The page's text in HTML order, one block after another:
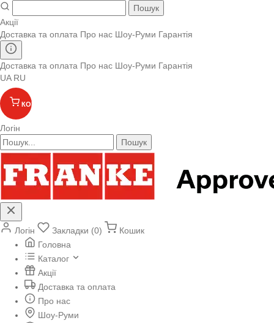
Пошук
Акції
Доставка та оплата Про нас Шоу-Руми Гарантія
Доставка та оплата Про нас Шоу-Руми Гарантія
UA RU
КОШИК
Логін
Пошук
Логін Закладки (0)
Кошик
Головна
Каталог
Акції
Доставка та оплата
Про нас
Шоу-Руми